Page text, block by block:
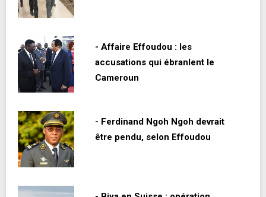
- Affaire Effoudou : les
accusations qui ébranlent le
Cameroun
- Ferdinand Ngoh Ngoh devrait
être pendu, selon Effoudou